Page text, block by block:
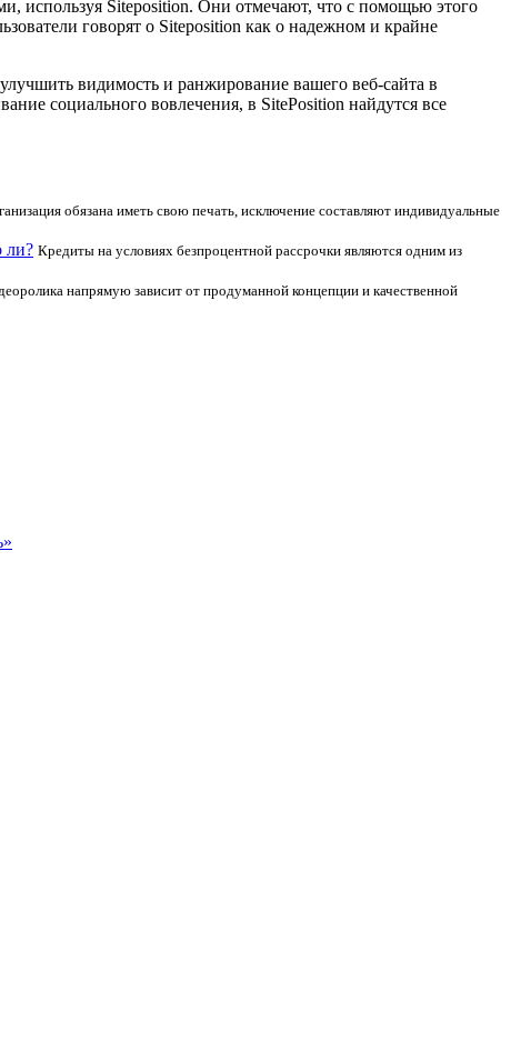
используя Siteposition. Они отмечают, что с помощью этого
говорят о Siteposition как о надежном и крайне
видимость и ранжирование вашего веб-сайта в
социального вовлечения, в SitePosition найдутся все
обязана иметь свою печать, исключение составляют индивидуальные
ли? Кредиты на условиях безпроцентной рассрочки являются одним из
напрямую зависит от продуманной концепции и качественной